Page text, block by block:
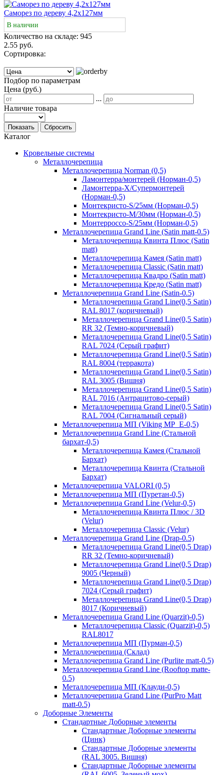
Саморез по дереву 4,2х127мм
В наличии
Количество на складе: 945
2.55 руб.
Сортировка:
Подбор по параметрам
Цена (руб.)
...
Наличие товара
Показать Сбросить
Каталог
Кровельные системы
Металлочерепица
Металлочерепица Norman (0,5)
Ламонтерра/монтерей (Норман-0,5)
Ламонтерра-Х/Супермонтерей
(Норман-0,5)
Монтекристо-S/25мм (Норман-0,5)
Монтекристо-M/30мм (Норман-0,5)
Монтерроссо-S/25мм (Норман-0,5)
Металлочерепица Grand Line (Satin matt-0.5)
Металлочерепица Квинта Плюс (Satin
matt)
Металлочерепица Камея (Satin matt)
Металлочерепица Classic (Satin matt)
Металлочерепица Квадро (Satin matt)
Металлочерепица Кредо (Satin matt)
Металлочерепица Grand Line (Satin-0.5)
Металлочерепица Grand Line(0,5 Satin)
RAL 8017 (коричневый)
Металлочерепица Grand Line(0,5 Satin)
RR 32 (Темно-коричневый)
Металлочерепица Grand Line(0,5 Satin)
RAL 7024 (Серый графит)
Металлочерепица Grand Line(0,5 Satin)
RAL 8004 (терракота)
Металлочерепица Grand Line(0,5 Satin)
RAL 3005 (Вишня)
Металлочерепица Grand Line(0,5 Satin)
RAL 7016 (Антрацитово-серый)
Металлочерепица Grand Line(0,5 Satin)
RAL 7004 (Сигнальный серый)
Металлочерепица МП (Viking MP_E-0,5)
Металлочерепица Grand Line (Стальной
бархат-0,5)
Металлочерепица Камея (Стальной
Бархат)
Металлочерепица Квинта (Стальной
Бархат)
Металлочерепица VALORI (0,5)
Металлочерепица МП (Пуретан-0,5)
Металлочерепица Grand Line (Velur-0,5)
Металлочерепица Квинта Плюс / 3D
(Velur)
Металлочерепица Classic (Velur)
Металлочерепица Grand Line (Drap-0.5)
Металлочерепица Grand Line(0,5 Drap)
RR 32 (Темно-коричневый)
Металлочерепица Grand Line(0,5 Drap)
9005 (Черный)
Металлочерепица Grand Line(0,5 Drap)
7024 (Серый графит)
Металлочерепица Grand Line(0,5 Drap)
8017 (Коричневый)
Металлочерепица Grand Line (Quarzit)-0,5)
Металлочерепица Classic (Quarzit)-0,5)
RAL8017
Металлочерепица МП (Пурман-0,5)
Металлочерепица (Склад)
Металлочерепица Grand Line (Purlite matt-0.5)
Металлочерепица Grand Line (Rooftop matte-
0.5)
Металлочерепица МП (Клауди-0,5)
Металлочерепица Grand Line (PurPro Matt
matt-0.5)
Доборные Элементы
Стандартные Доборные элементы
Стандартные Доборные элементы
(Цинк)
Стандартные Доборные элементы
(RAL 3005. Вишня)
Стандартные Доборные элементы